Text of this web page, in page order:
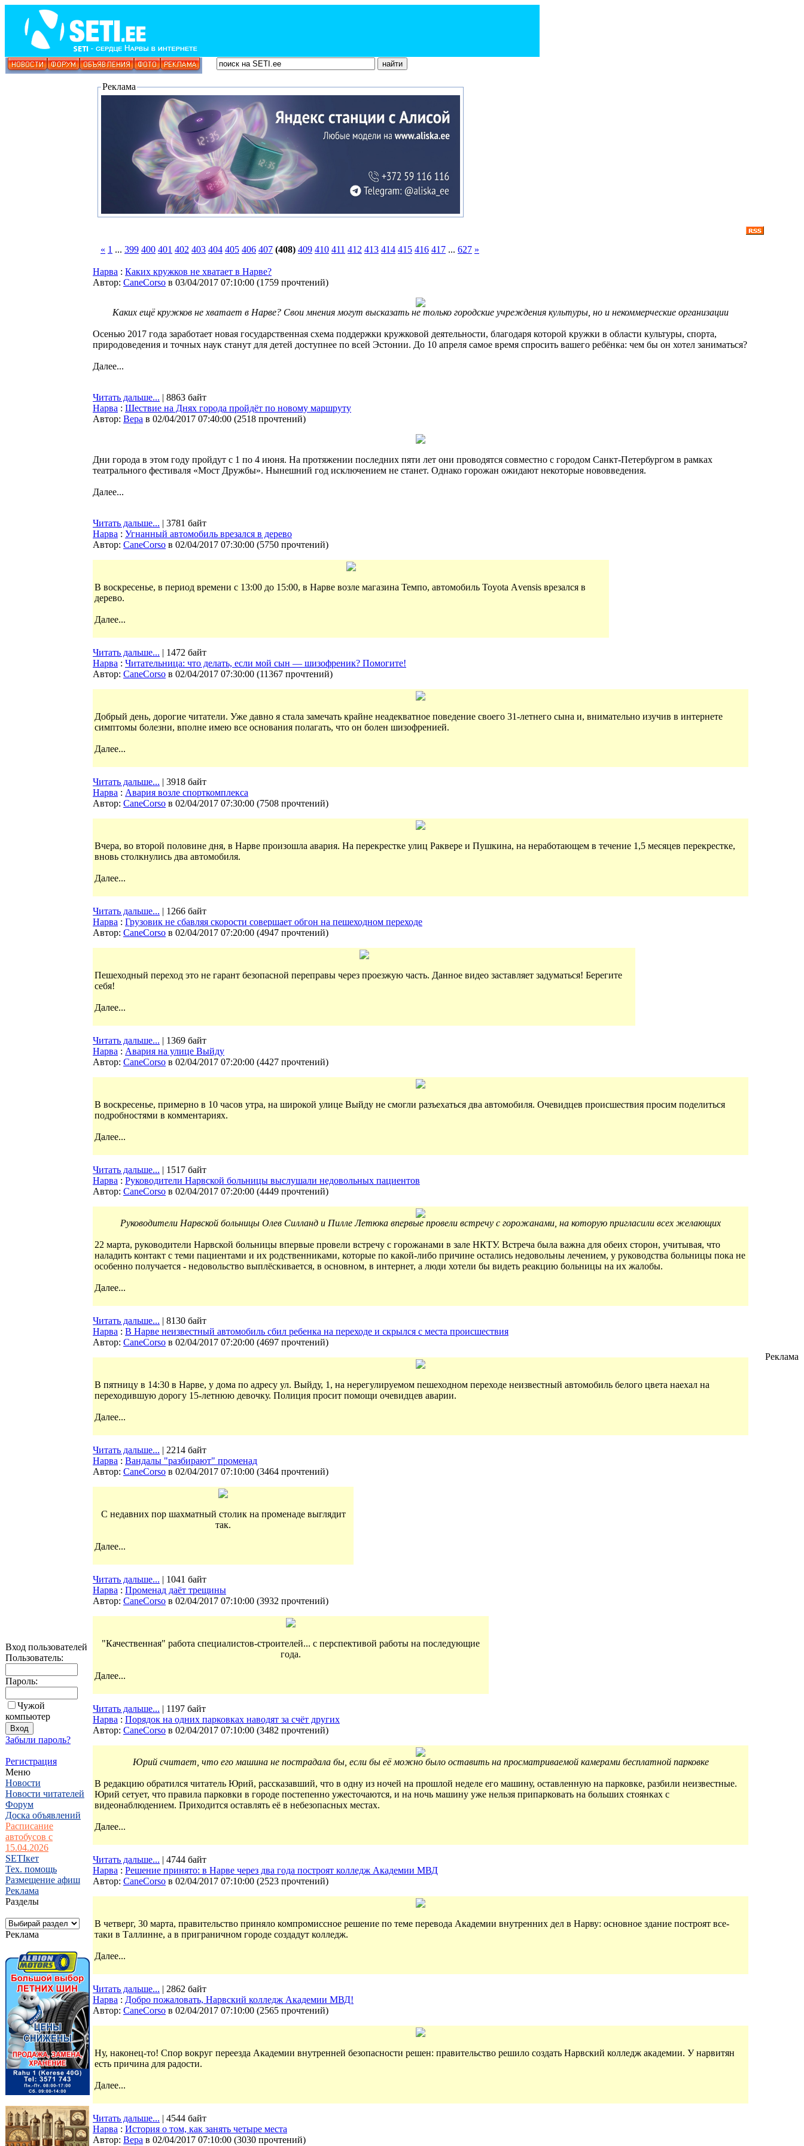
Вход пользователей
Пользователь:
Пароль:
Чужой
компьютер
Забыли пароль?
Регистрация
Меню
Новости
Новости читателей
Форум
Доска объявлений
Расписание
автобусов с
15.04.2026
SETIкет
Тех. помощь
Размещение афиш
Реклама
Разделы
Реклама
Реклама
« 1 ... 399 400 401 402 403 404 405 406 407 (408) 409 410 411 412 413 414 415 416 417 ... 627 »
Нарва : Каких кружков не хватает в Нарве?
Автор: CaneCorso в 03/04/2017 07:10:00 (1759 прочтений)
Каких ещё кружков не хватает в Нарве? Свои мнения могут высказать не только городские учреждения культуры, но и некоммерческие организации
Осенью 2017 года заработает новая государственная схема поддержки кружковой деятельности, благодаря которой кружки в области культуры, спорта,
природоведения и точных наук станут для детей доступнее по всей Эстонии. До 10 апреля самое время спросить вашего ребёнка: чем бы он хотел заниматься?
Далее...
Читать дальше... | 8863 байт
Нарва : Шествие на Днях города пройдёт по новому маршруту
Автор: Bepa в 02/04/2017 07:40:00 (2518 прочтений)
Дни города в этом году пройдут с 1 по 4 июня. На протяжении последних пяти лет они проводятся совместно с городом Санкт-Петербургом в рамках
театрального фестиваля «Мост Дружбы». Нынешний год исключением не станет. Однако горожан ожидают некоторые нововведения.
Далее...
Читать дальше... | 3781 байт
Нарва : Угнанный автомобиль врезался в дерево
Автор: CaneCorso в 02/04/2017 07:30:00 (5750 прочтений)
В воскресенье, в период времени с 13:00 до 15:00, в Нарве возле магазина Темпо, автомобиль Toyota Аvensis врезался в
дерево.
Далее...
Читать дальше... | 1472 байт
Нарва : Читательница: что делать, если мой сын — шизофреник? Помогите!
Автор: CaneCorso в 02/04/2017 07:30:00 (11367 прочтений)
Добрый день, дорогие читатели. Уже давно я стала замечать крайне неадекватное поведение своего 31-летнего сына и, внимательно изучив в интернете
симптомы болезни, вполне имею все основания полагать, что он болен шизофренией.
Далее...
Читать дальше... | 3918 байт
Нарва : Авария возле спорткомплекса
Автор: CaneCorso в 02/04/2017 07:30:00 (7508 прочтений)
Вчера, во второй половине дня, в Нарве произошла авария. На перекрестке улиц Раквере и Пушкина, на неработающем в течение 1,5 месяцев перекрестке,
вновь столкнулись два автомобиля.
Далее...
Читать дальше... | 1266 байт
Нарва : Грузовик не сбавляя скорости совершает обгон на пешеходном переходе
Автор: CaneCorso в 02/04/2017 07:20:00 (4947 прочтений)
Пешеходный переход это не гарант безопасной переправы через проезжую часть. Данное видео заставляет задуматься! Берегите
себя!
Далее...
Читать дальше... | 1369 байт
Нарва : Авария на улице Выйду
Автор: CaneCorso в 02/04/2017 07:20:00 (4427 прочтений)
В воскресенье, примерно в 10 часов утра, на широкой улице Выйду не смогли разъехаться два автомобиля. Очевидцев происшествия просим поделиться
подробностями в комментариях.
Далее...
Читать дальше... | 1517 байт
Нарва : Руководители Нарвской больницы выслушали недовольных пациентов
Автор: CaneCorso в 02/04/2017 07:20:00 (4449 прочтений)
Руководители Нарвской больницы Олев Силланд и Пилле Летюка впервые провели встречу с горожанами, на которую пригласили всех желающих
22 марта, руководители Нарвской больницы впервые провели встречу с горожанами в зале НКТУ. Встреча была важна для обеих сторон, учитывая, что
наладить контакт с теми пациентами и их родственниками, которые по какой-либо причине остались недовольны лечением, у руководства больницы пока не
особенно получается - недовольство выплёскивается, в основном, в интернет, а люди хотели бы видеть реакцию больницы на их жалобы.
Далее...
Читать дальше... | 8130 байт
Нарва : В Нарве неизвестный автомобиль сбил ребенка на переходе и скрылся с места происшествия
Автор: CaneCorso в 02/04/2017 07:20:00 (4697 прочтений)
В пятницу в 14:30 в Нарве, у дома по адресу ул. Выйду, 1, на нерегулируемом пешеходном переходе неизвестный автомобиль белого цвета наехал на
переходившую дорогу 15-летнюю девочку. Полиция просит помощи очевидцев аварии.
Далее...
Читать дальше... | 2214 байт
Нарва : Вандалы "разбирают" променад
Автор: CaneCorso в 02/04/2017 07:10:00 (3464 прочтений)
С недавних пор шахматный столик на променаде выглядит
так.
Далее...
Читать дальше... | 1041 байт
Нарва : Променад даёт трещины
Автор: CaneCorso в 02/04/2017 07:10:00 (3932 прочтений)
"Качественная" работа специалистов-строителей... с перспективой работы на последующие
года.
Далее...
Читать дальше... | 1197 байт
Нарва : Порядок на одних парковках наводят за счёт других
Автор: CaneCorso в 02/04/2017 07:10:00 (3482 прочтений)
Юрий считает, что его машина не пострадала бы, если бы её можно было оставить на просматриваемой камерами бесплатной парковке
В редакцию обратился читатель Юрий, рассказавший, что в одну из ночей на прошлой неделе его машину, оставленную на парковке, разбили неизвестные.
Юрий сетует, что правила парковки в городе постепенно ужесточаются, и на ночь машину уже нельзя припарковать на больших стоянках с
видеонаблюдением. Приходится оставлять её в небезопасных местах.
Далее...
Читать дальше... | 4744 байт
Нарва : Решение принято: в Нарве через два года построят колледж Академии МВД
Автор: CaneCorso в 02/04/2017 07:10:00 (2523 прочтений)
В четверг, 30 марта, правительство приняло компромиссное решение по теме перевода Академии внутренних дел в Нарву: основное здание построят все-
таки в Таллинне, а в приграничном городе создадут колледж.
Далее...
Читать дальше... | 2862 байт
Нарва : Добро пожаловать, Нарвский колледж Академии МВД!
Автор: CaneCorso в 02/04/2017 07:10:00 (2565 прочтений)
Ну, наконец-то! Спор вокруг переезда Академии внутренней безопасности решен: правительство решило создать Нарвский колледж академии. У нарвитян
есть причина для радости.
Далее...
Читать дальше... | 4544 байт
Нарва : История о том, как занять четыре места
Автор: Bepa в 02/04/2017 07:10:00 (3030 прочтений)
Реклама